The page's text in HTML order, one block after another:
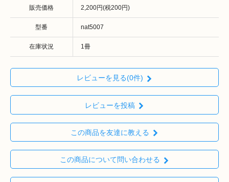
販売価格 2,200円(税200円)
型番 nat5007
在庫状況 1冊
レビューを見る(0件)
レビューを投稿
この商品を友達に教える
この商品について問い合わせる